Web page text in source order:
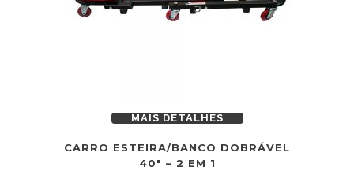
MAIS DETALHES
CARRO ESTEIRA/BANCO DOBRÁVEL
40″ – 2 EM 1